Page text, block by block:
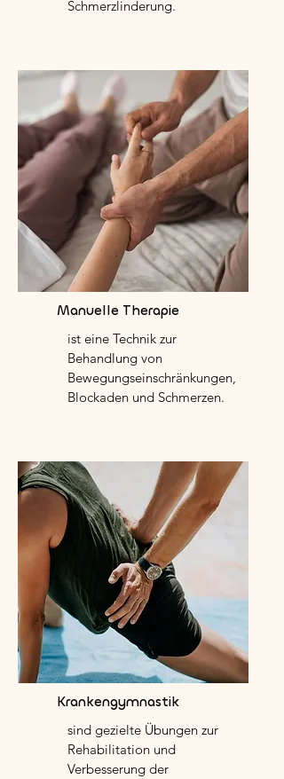
Schmerzlinderung.
Manuelle Therapie
ist eine Technik zur
Behandlung von
Bewegungseinschränkungen,
Blockaden und Schmerzen.
Krankengymnastik
sind gezielte Übungen zur
Rehabilitation und
Verbesserung der